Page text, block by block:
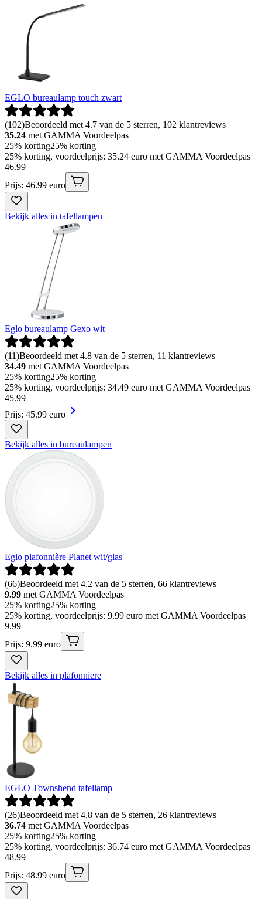
EGLO bureaulamp touch zwart
(102)Beoordeeld met 4.7 van de 5 sterren, 102 klantreviews
35.24 met GAMMA Voordeelpas
25% korting25% korting
25% korting, voordeelprijs: 35.24 euro met GAMMA Voordeelpas
46.99
Prijs: 46.99 euro
Bekijk alles in tafellampen
Eglo bureaulamp Gexo wit
(11)Beoordeeld met 4.8 van de 5 sterren, 11 klantreviews
34.49 met GAMMA Voordeelpas
25% korting25% korting
25% korting, voordeelprijs: 34.49 euro met GAMMA Voordeelpas
45.99
Prijs: 45.99 euro
Bekijk alles in bureaulampen
Eglo plafonnière Planet wit/glas
(66)Beoordeeld met 4.2 van de 5 sterren, 66 klantreviews
9.99 met GAMMA Voordeelpas
25% korting25% korting
25% korting, voordeelprijs: 9.99 euro met GAMMA Voordeelpas
9.99
Prijs: 9.99 euro
Bekijk alles in plafonniere
EGLO Townshend tafellamp
(26)Beoordeeld met 4.8 van de 5 sterren, 26 klantreviews
36.74 met GAMMA Voordeelpas
25% korting25% korting
25% korting, voordeelprijs: 36.74 euro met GAMMA Voordeelpas
48.99
Prijs: 48.99 euro